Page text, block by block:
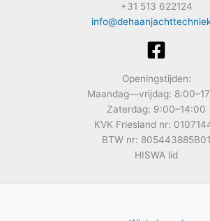
+31 513 622124
Openingstijden:
Maandag—vrijdag:
Zaterdag: 9:00–14:00
KVK Friesland nr:
BTW nr: 805443885B01
HISWA lid